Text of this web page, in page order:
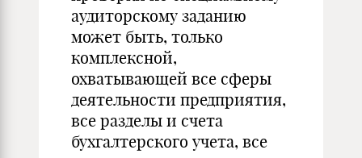
аудиторскому заданию
может быть, только
комплексной,
охватывающей все сферы
деятельности предприятия,
все разделы и счета
бухгалтерского учета, все